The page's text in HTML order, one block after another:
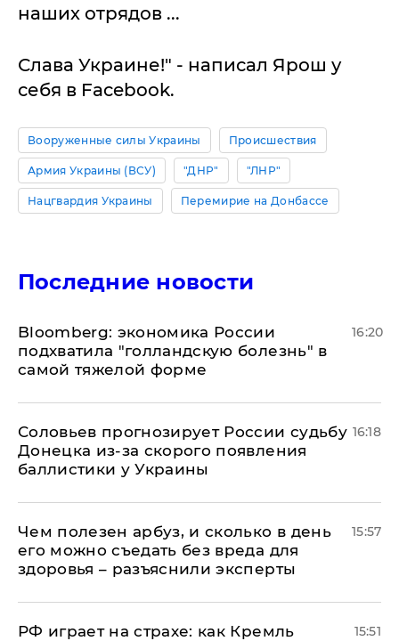
наших отрядов ...
Слава Украине!" - написал Ярош у
себя в Facebook.
Вооруженные силы Украины Происшествия
Армия Украины (ВСУ) "ДНР" "ЛНР"
Нацгвардия Украины Перемирие на Донбассе
Последние новости
Bloomberg: экономика России
подхватила "голландскую болезнь" в
самой тяжелой форме
16:20
Соловьев прогнозирует России судьбу
Донецка из-за скорого появления
баллистики у Украины
16:18
Чем полезен арбуз, и сколько в день
его можно съедать без вреда для
здоровья – разъяснили эксперты
15:57
РФ играет на страхе: как Кремль 15:51